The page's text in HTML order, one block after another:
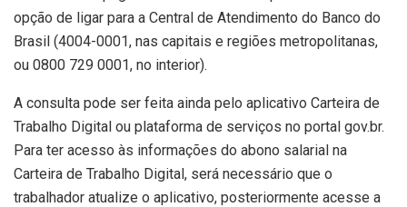
opção de ligar para a Central de Atendimento do Banco do
Brasil (4004-0001, nas capitais e regiões metropolitanas,
ou 0800 729 0001, no interior).
A consulta pode ser feita ainda pelo aplicativo Carteira de
Trabalho Digital ou plataforma de serviços no portal gov.br.
Para ter acesso às informações do abono salarial na
Carteira de Trabalho Digital, será necessário que o
trabalhador atualize o aplicativo, posteriormente acesse a